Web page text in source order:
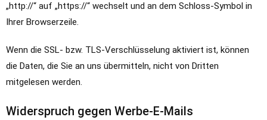
„http://“ auf „https://“ wechselt und an dem Schloss-Symbol in
Ihrer Browserzeile.
Wenn die SSL- bzw. TLS-Verschlüsselung aktiviert ist, können
die Daten, die Sie an uns übermitteln, nicht von Dritten
mitgelesen werden.
Widerspruch gegen Werbe-E-Mails